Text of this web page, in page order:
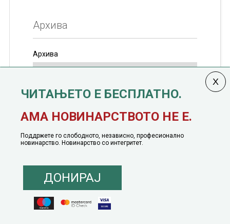
Архива
Архива
јануари, 1991 година
© 2016 - 2026 Сакам Да Кажам. Сите права задржани |
Понуда за политичко рекламирање
Политика на инклузија
Кодекс на однесување
ЧИТАЊЕТО Е БЕСПЛАТНО.
АМА НОВИНАРСТВОТО НЕ Е.
Поддржете го слободното, независно, професионално
новинарство. Новинарство со интегритет.
ДОНИРАЈ